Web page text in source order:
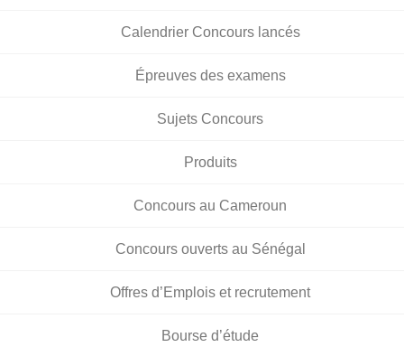
Calendrier Concours lancés
Épreuves des examens
Sujets Concours
Produits
Concours au Cameroun
Concours ouverts au Sénégal
Offres d’Emplois et recrutement
Bourse d’étude